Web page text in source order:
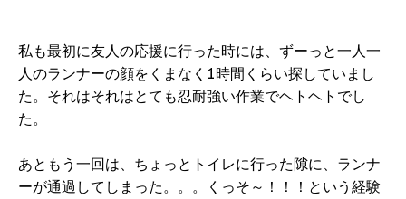
私も最初に友人の応援に行った時には、ずーっと一人一
人のランナーの顔をくまなく1時間くらい探していまし
た。それはそれはとても忍耐強い作業でヘトヘトでし
た。
あともう一回は、ちょっとトイレに行った隙に、ランナ
ーが通過してしまった。。。くっそ～！！！という経験